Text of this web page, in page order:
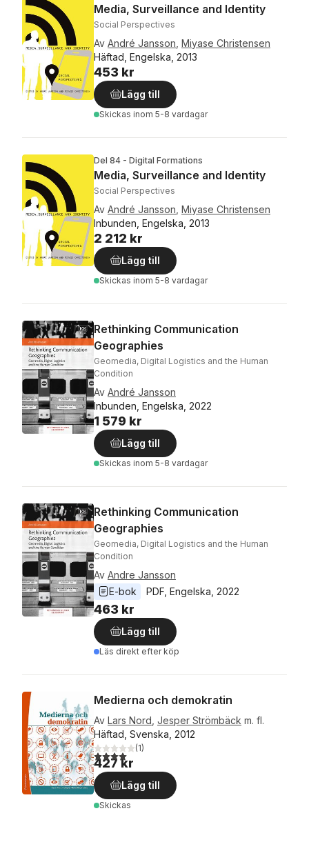
Media, Surveillance and Identity
Social Perspectives
Av André Jansson Miyase Christensen
Häftad, Engelska, 2013
453 kr
Lägg till
Skickas inom 5-8 vardagar
Del 84 - Digital Formations
Media, Surveillance and Identity
Social Perspectives
Av André Jansson Miyase Christensen
Inbunden, Engelska, 2013
2 212 kr
Lägg till
Skickas inom 5-8 vardagar
Rethinking Communication
Geographies
Geomedia, Digital Logistics and the Human
Condition
Av André Jansson
Inbunden, Engelska, 2022
1 579 kr
Lägg till
Skickas inom 5-8 vardagar
Rethinking Communication
Geographies
Geomedia, Digital Logistics and the Human
Condition
Av Andre Jansson
E-bok
PDF Engelska 2022
463 kr
Lägg till
Läs direkt efter köp
Medierna och demokratin
Av Lars Nord Jesper Strömbäck m. fl.
Häftad, Svenska, 2012
4,0utav 5 stjärnor. Totalt antal röster:
(1)
427 kr
Lägg till
Skickas